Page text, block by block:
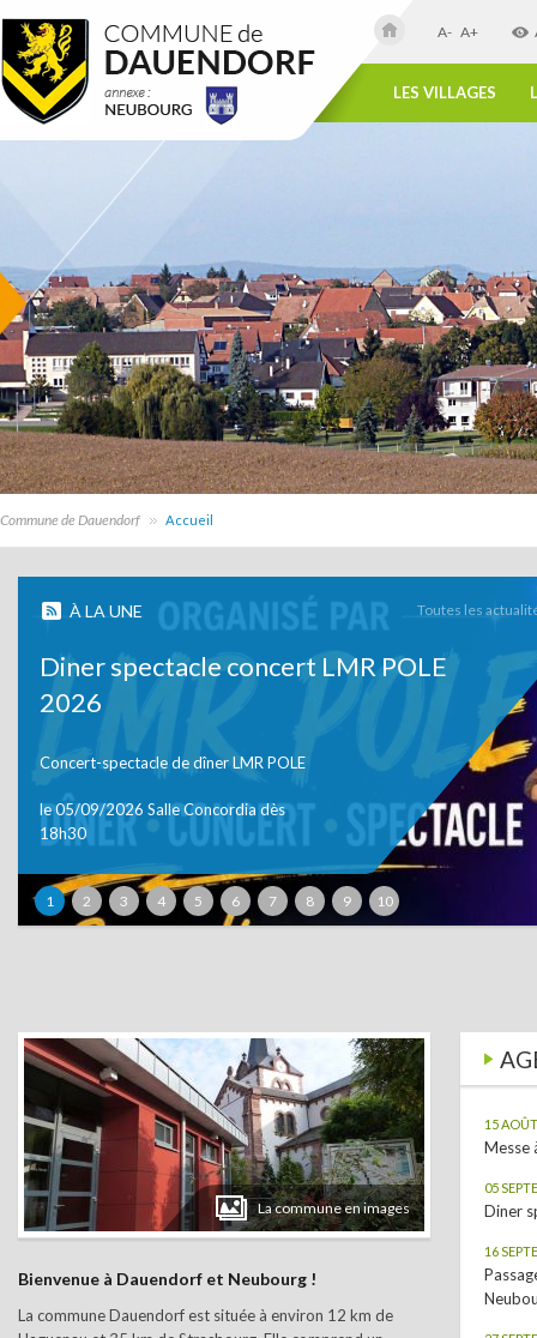
A- A+
LES VILLAGES
Commune de Dauendorf Accueil
Diner spectacle concert LMR POLE
2026
Concert-spectacle de dîner LMR POLE
le 05/09/2026 Salle Concordia dès
18h30
À LA UNE Toutes les
1 2 3 4 5 6 7 8 9 10
La commune en images
Bienvenue à Dauendorf et Neubourg !
La commune Dauendorf est située à environ 12 km de
15
Messe
05
Diner
16